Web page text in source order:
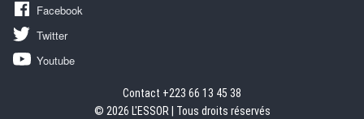
Facebook
Twitter
Youtube
Contact +223 66 13 45 38
© 2026 L'ESSOR | Tous droits réservés